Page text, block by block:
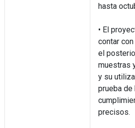
hasta
• El
contar
el
muestras
y su
prueba
precisos.